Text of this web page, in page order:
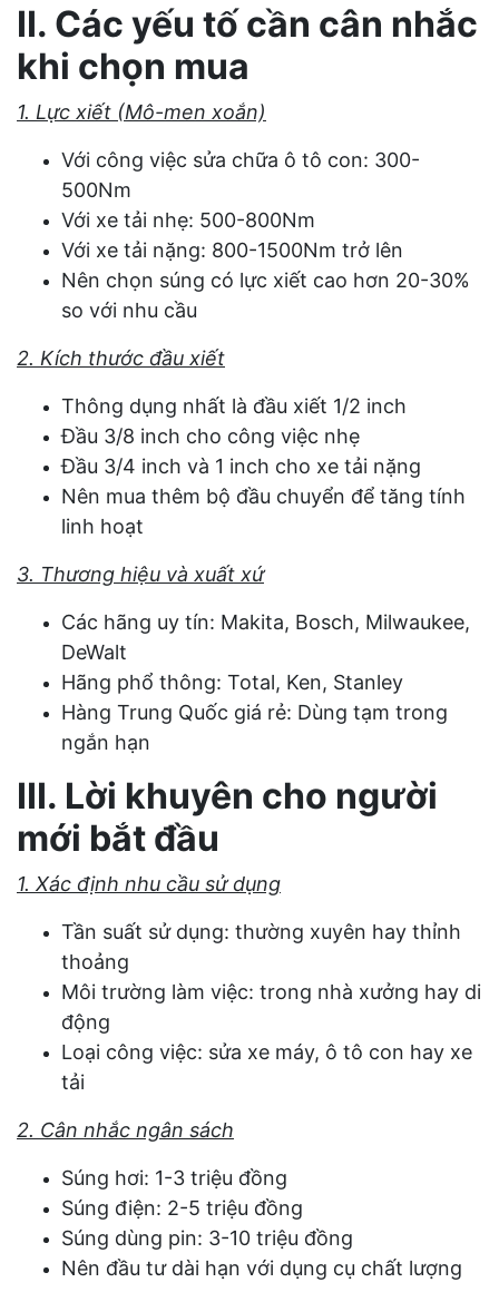
II. Các yếu tố cần cân nhắc
khi chọn mua
1. Lực xiết (Mô-men xoắn)
Với công việc sửa chữa ô tô con: 300-
500Nm
Với xe tải nhẹ: 500-800Nm
Với xe tải nặng: 800-1500Nm trở lên
Nên chọn súng có lực xiết cao hơn 20-30%
so với nhu cầu
2. Kích thước đầu xiết
Thông dụng nhất là đầu xiết 1/2 inch
Đầu 3/8 inch cho công việc nhẹ
Đầu 3/4 inch và 1 inch cho xe tải nặng
Nên mua thêm bộ đầu chuyển để tăng tính
linh hoạt
3. Thương hiệu và xuất xứ
Các hãng uy tín: Makita, Bosch, Milwaukee,
DeWalt
Hãng phổ thông: Total, Ken, Stanley
Hàng Trung Quốc giá rẻ: Dùng tạm trong
ngắn hạn
III. Lời khuyên cho người
mới bắt đầu
1. Xác định nhu cầu sử dụng
Tần suất sử dụng: thường xuyên hay thỉnh
thoảng
Môi trường làm việc: trong nhà xưởng hay di
động
Loại công việc: sửa xe máy, ô tô con hay xe
tải
2. Cân nhắc ngân sách
Súng hơi: 1-3 triệu đồng
Súng điện: 2-5 triệu đồng
Súng dùng pin: 3-10 triệu đồng
Nên đầu tư dài hạn với dụng cụ chất lượng